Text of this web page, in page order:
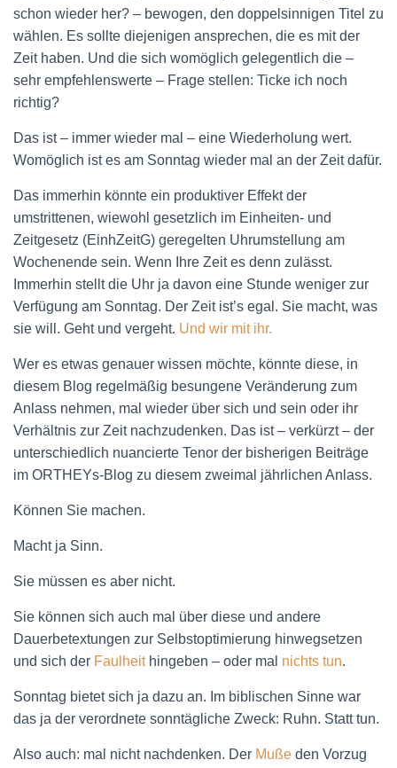
schon wieder her? – bewogen, den doppelsinnigen Titel zu
wählen. Es sollte diejenigen ansprechen, die es mit der
Zeit haben. Und die sich womöglich gelegentlich die –
sehr empfehlenswerte – Frage stellen: Ticke ich noch
richtig?
Das ist – immer wieder mal – eine Wiederholung wert.
Womöglich ist es am Sonntag wieder mal an der Zeit dafür.
Das immerhin könnte ein produktiver Effekt der
umstrittenen, wiewohl gesetzlich im Einheiten- und
Zeitgesetz (EinhZeitG) geregelten Uhrumstellung am
Wochenende sein. Wenn Ihre Zeit es denn zulässt.
Immerhin stellt die Uhr ja davon eine Stunde weniger zur
Verfügung am Sonntag. Der Zeit ist’s egal. Sie macht, was
sie will. Geht und vergeht. Und wir mit ihr.
Wer es etwas genauer wissen möchte, könnte diese, in
diesem Blog regelmäßig besungene Veränderung zum
Anlass nehmen, mal wieder über sich und sein oder ihr
Verhältnis zur Zeit nachzudenken. Das ist – verkürzt – der
unterschiedlich nuancierte Tenor der bisherigen Beiträge
im ORTHEYs-Blog zu diesem zweimal jährlichen Anlass.
Können Sie machen.
Macht ja Sinn.
Sie müssen es aber nicht.
Sie können sich auch mal über diese und andere
Dauerbetextungen zur Selbstoptimierung hinwegsetzen
und sich der Faulheithingeben – oder mal nichts tun.
Sonntag bietet sich ja dazu an. Im biblischen Sinne war
das ja der verordnete sonntägliche Zweck: Ruhn. Statt tun.
Also auch: mal nicht nachdenken. Der Muße den Vorzug